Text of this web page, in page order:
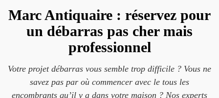
Marc Antiquaire : réservez pour
un débarras pas cher mais
professionnel
Votre projet débarras vous semble trop difficile ? Vous ne
savez pas par où commencer avec le tous les
encombrants qu’il y a dans votre maison ? Nos experts